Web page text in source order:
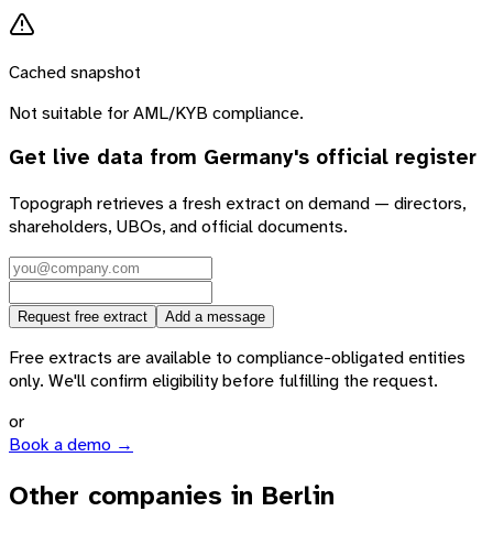
Cached snapshot
Not suitable for AML/KYB compliance.
Get live data from Germany's official register
Topograph retrieves a fresh extract on demand — directors,
shareholders, UBOs, and official documents.
Request free extract Add a message
Free extracts are available to compliance-obligated entities
only. We'll confirm eligibility before fulfilling the request.
or
Book a demo →
Other companies in Berlin